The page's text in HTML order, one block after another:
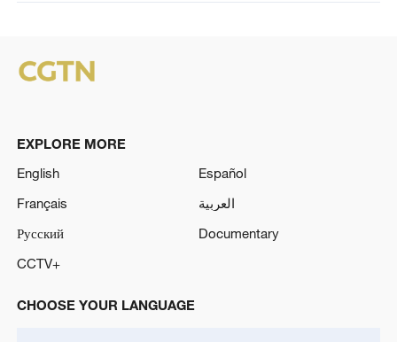
EXPLORE MORE
English
Español
Français
العربية
Русский
Documentary
CCTV+
CHOOSE YOUR LANGUAGE